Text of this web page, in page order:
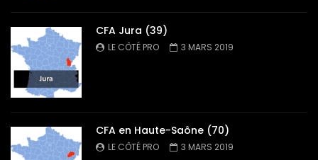
CFA Jura (39)
LE CÔTÉ PRO 3 MARS 2019
CFA en Haute-Saône (70)
LE CÔTÉ PRO 3 MARS 2019